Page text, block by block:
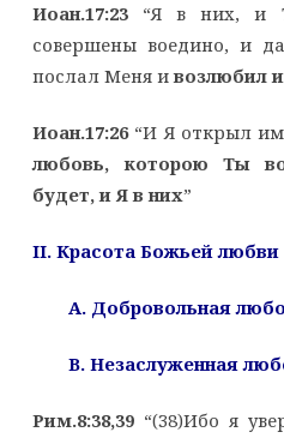
Иоан.17:23“Я в них, и
совершены воедино, и
послал Меня ивозлюбил
Иоан.17:26“И Я открыл
любовь, которою Ты
будет, и Я в них”
II. Красота Божьей любви
A. Добровольная
B. Незаслуженная
Рим.8:38,39“(38)Ибо я